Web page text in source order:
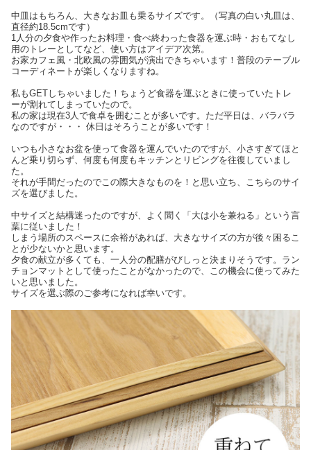
中皿はもちろん、大きなお皿も乗るサイズです。（写真の白い丸皿は、
直径約18.5cmです）
1人分の夕食や作ったお料理・食べ終わった食器を運ぶ時・おもてなし
用のトレーとしてなど、使い方はアイデア次第。
お家カフェ風・北欧風の雰囲気が演出できちゃいます！普段のテーブル
コーディネートが楽しくなりますね。
私もGETしちゃいました！ちょうど食器を運ぶときに使っていたトレ
ーが割れてしまっていたので。
私の家は現在3人で食卓を囲むことが多いです。ただ平日は、バラバラ
なのですが・・・ 休日はそろうことが多いです！
いつも小さなお盆を使って食器を運んでいたのですが、小さすぎてほと
んど乗り切らず、何度も何度もキッチンとリビングを往復していまし
た。
それが手間だったのでこの際大きなものを！と思い立ち、こちらのサイ
ズを選びました。
中サイズと結構迷ったのですが、よく聞く「大は小を兼ねる」という言
葉に従いました！
しまう場所のスペースに余裕があれば、大きなサイズの方が後々困るこ
とが少ないかと思います。
夕食の献立が多くても、一人分の配膳がびしっと決まりそうです。ラン
チョンマットとして使ったことがなかったので、この機会に使ってみた
いと思いました。
サイズを選ぶ際のご参考になれば幸いです。